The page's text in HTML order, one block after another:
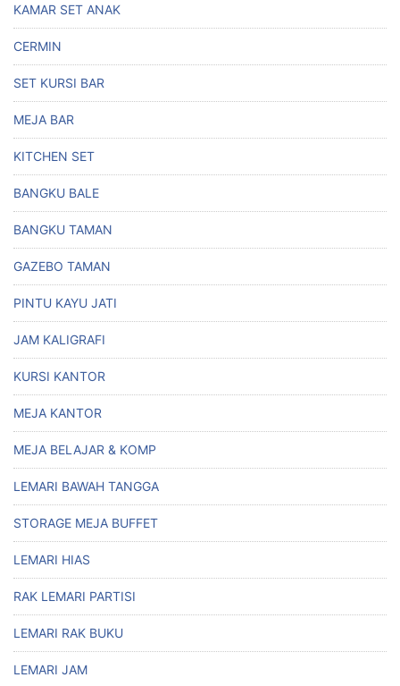
KAMAR SET ANAK
CERMIN
SET KURSI BAR
MEJA BAR
KITCHEN SET
BANGKU BALE
BANGKU TAMAN
GAZEBO TAMAN
PINTU KAYU JATI
JAM KALIGRAFI
KURSI KANTOR
MEJA KANTOR
MEJA BELAJAR & KOMP
LEMARI BAWAH TANGGA
STORAGE MEJA BUFFET
LEMARI HIAS
RAK LEMARI PARTISI
LEMARI RAK BUKU
LEMARI JAM